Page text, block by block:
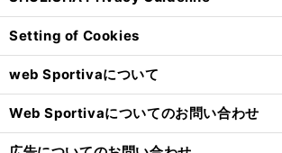
Setting of Cookies
web Sportivaについて
Web Sportivaについてのお問い合わせ